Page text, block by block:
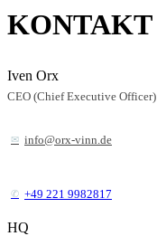
KONTAKT
Iven Orx
CEO (Chief Executive Officer)
info@orx-vinn.de
+49 221 9982817
HQ